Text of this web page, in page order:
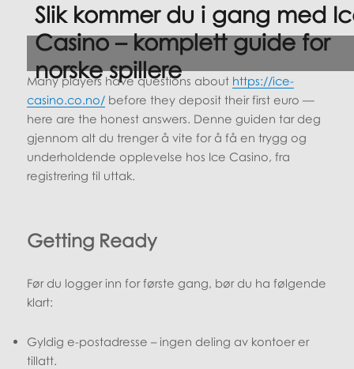
Slik kommer du i gang med
Casino – komplett guide for
norske spillere
Many players have questions about https://ice-
casino.co.no/ before they deposit their first euro —
here are the honest answers. Denne guiden tar deg
gjennom alt du trenger å vite for å få en trygg og
underholdende opplevelse hos Ice Casino, fra
registrering til uttak.
Getting Ready
Før du logger inn for første gang, bør du ha følgende
klart:
Gyldig e-postadresse – ingen deling av kontoer er
tillatt.